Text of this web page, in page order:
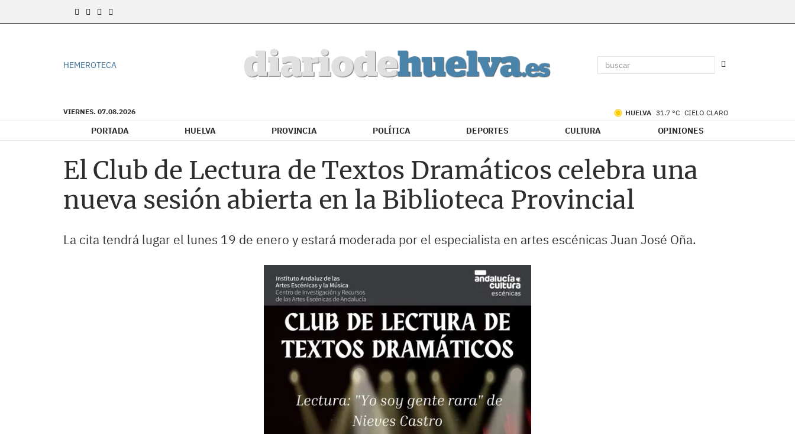
HEMEROTECA
VIERNES. 07.08.2026 HUELVA 31.7 °C CIELO CLARO
PORTADA HUELVA PROVINCIA POLÍTICA DEPORTES CULTURA OPINIONES
El Club de Lectura de Textos Dramáticos celebra una
nueva sesión abierta en la Biblioteca Provincial
La cita tendrá lugar el lunes 19 de enero y estará moderada por el especialista en artes escénicas Juan José Oña.